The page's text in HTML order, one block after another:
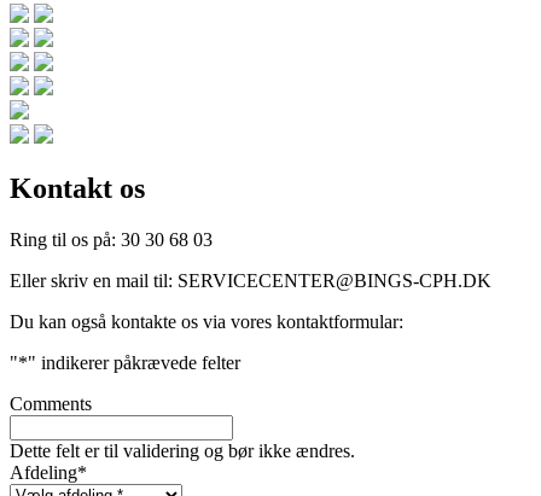
Kontakt os
Ring til os på: 30 30 68 03
Eller skriv en mail til: SERVICECENTER@BINGS-CPH.DK
Du kan også kontakte os via vores kontaktformular:
"*" indikerer påkrævede felter
Comments
Dette felt er til validering og bør ikke ændres.
Afdeling*